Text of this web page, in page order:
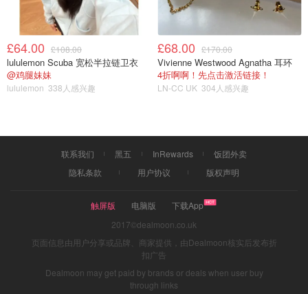
讲述玉器雕刻世家的公子与小师弟一起共同成长共同奋斗互
相扶持，努力为自己喜欢的事情奋斗的故事。其中有很多古
玩类专业名词，以及造假的专业用语，不得不佩服作者的专
业知识。全文发展慢，大概30-40章的时候才有苗头，但是
整体格局很赞。
推荐6⃣️：全球高考—木苏里
£64.00 £108.00
lululemon Scuba 宽松半拉链卫衣
@鸡腿妹妹
lululemon 338人感兴趣
£68.00 £170.00
Vivienne Westwood Agnatha 耳环
4折啊啊！先点击激活链接！
LN-CC UK 304人感兴趣
联系我们 黑五 InRewards
饭团外卖
隐私条款
用户协议 版权声明
触屏版 电脑版
下载App
2017©dealmoon.co.uk
页面信息由用户分享或品牌、商家提供，由Dealmoon核实后发布折
扣广告
Dealmoon may get paid by brands or deals when user buy
through links